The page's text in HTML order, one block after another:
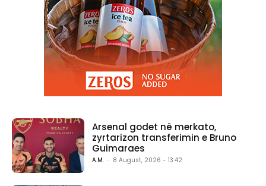
Arsenal godet në merkato,
zyrtarizon transferimin e Bruno
Guimaraes
A.M. - 8 August, 2026 - 13:42